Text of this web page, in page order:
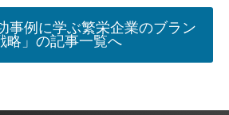
事例に学ぶ繁栄企業のブラン
略」の記事一覧へ